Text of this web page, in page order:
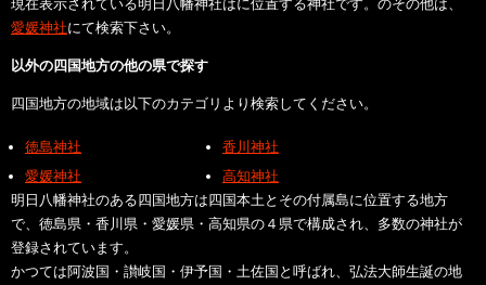
現在表示されている明日八幡神社はに位置する神社です。のその他は、
愛媛神社にて検索下さい。
以外の四国地方の他の県で探す
四国地方の地域は以下のカテゴリより検索してください。
徳島神社
香川神社
愛媛神社
高知神社
明日八幡神社のある四国地方は四国本土とその付属島に位置する地方
で、徳島県・香川県・愛媛県・高知県の４県で構成され、多数の神社が
登録されています。
かつては阿波国・讃岐国・伊予国・土佐国と呼ばれ、弘法大師生誕の地